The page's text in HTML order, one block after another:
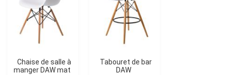
Chaise de salle à
manger DAW mat
Tabouret de bar
DAW